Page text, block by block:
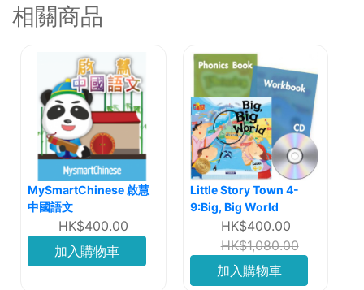
相關商品
MySmartChinese 啟慧
中國語文
HK$400.00
加入購物車
Little Story Town 4-
9:Big, Big World
HK$400.00
HK$1,080.00
加入購物車